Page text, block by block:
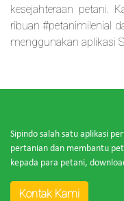
kesejahteraan petani.
ribuan #petanimilenial
menggunakan aplikasi
Sipindo salah satu aplikasi
pertanian dan membantu
kepada para petani,
Kontak Kami